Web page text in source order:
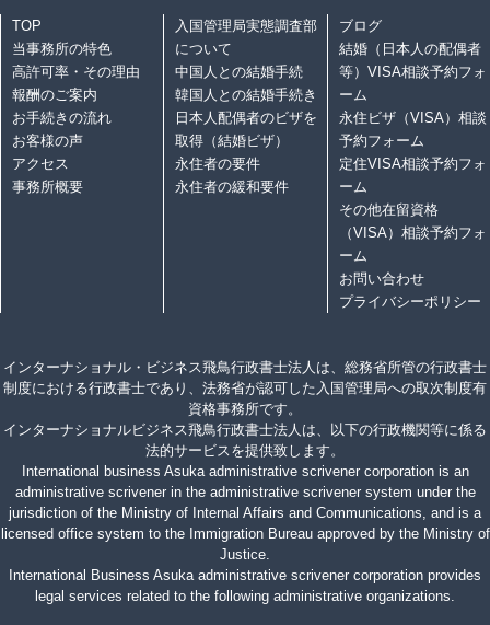
TOP
当事務所の特色
高許可率・その理由
報酬のご案内
お手続きの流れ
お客様の声
アクセス
事務所概要
入国管理局実態調査部
について
中国人との結婚手続
韓国人との結婚手続き
日本人配偶者のビザを
取得（結婚ビザ）
永住者の要件
永住者の緩和要件
ブログ
結婚（日本人の配偶者
等）VISA相談予約フォ
ーム
永住ビザ（VISA）相談
予約フォーム
定住VISA相談予約フォ
ーム
その他在留資格
（VISA）相談予約フォ
ーム
お問い合わせ
プライバシーポリシー
インターナショナル・ビジネス飛鳥行政書士法人は、総務省所管の行政書士
制度における行政書士であり、法務省が認可した入国管理局への取次制度有
資格事務所です。
インターナショナルビジネス飛鳥行政書士法人は、以下の行政機関等に係る
法的サービスを提供致します。
International business Asuka administrative scrivener corporation is an
administrative scrivener in the administrative scrivener system under the
jurisdiction of the Ministry of Internal Affairs and Communications, and is a
licensed office system to the Immigration Bureau approved by the Ministry of
Justice.
International Business Asuka administrative scrivener corporation provides
legal services related to the following administrative organizations.